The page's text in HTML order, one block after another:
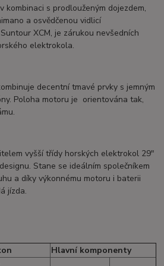
kombinaci s prodlouženým dojezdem,
a osvědčenou vidlicí
XCM, je zárukou nevšedních
elektrokola.
decentní tmavé prvky s jemným
Poloha motoru je orientována tak,
vyšší třídy horských elektrokol 29″
Stane se ideálním společníkem
a díky výkonnému motoru i baterii
jízda.
Hlavní komponenty